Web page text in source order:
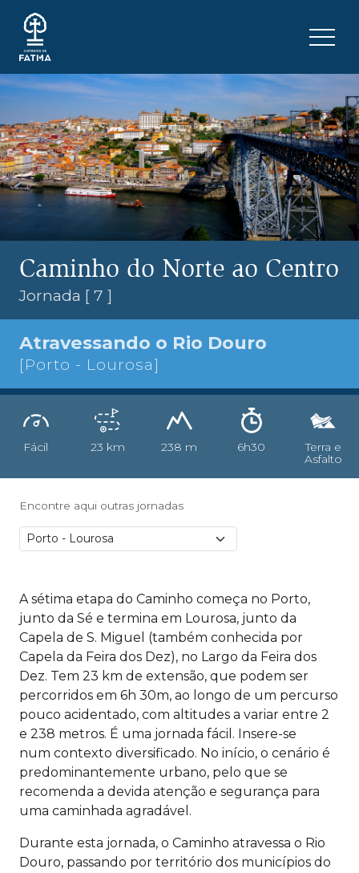
Caminho do Norte ao Centro
Jornada [ 7 ]
Atravessando o Rio Douro
[Porto - Lourosa]
Fácil 23 km 238 m 6h30
Terra e
Asfalto
Encontre aqui outras jornadas
A sétima etapa do Caminho começa no Porto,
junto da Sé e termina em Lourosa, junto da
Capela de S. Miguel (também conhecida por
Capela da Feira dos Dez), no Largo da Feira dos
Dez. Tem 23 km de extensão, que podem ser
percorridos em 6h 30m, ao longo de um percurso
pouco acidentado, com altitudes a variar entre 2
e 238 metros. É uma jornada fácil. Insere-se
num contexto diversificado. No início, o cenário é
predominantemente urbano, pelo que se
recomenda a devida atenção e segurança para
uma caminhada agradável.
Durante esta jornada, o Caminho atravessa o Rio
Douro, passando por território dos municípios do